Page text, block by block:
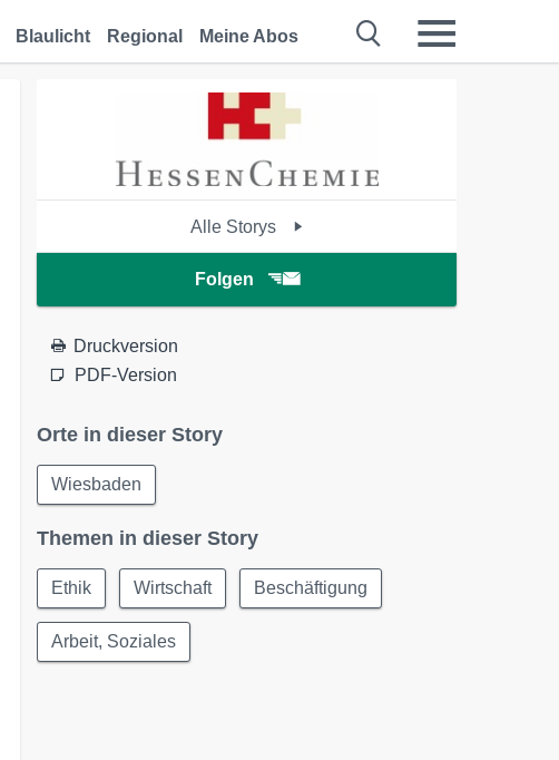
Blaulicht Regional Meine Abos
Alle Storys
Folgen
Druckversion
PDF-Version
Orte in dieser Story
Wiesbaden
Themen in dieser Story
Ethik Wirtschaft Beschäftigung
Arbeit, Soziales